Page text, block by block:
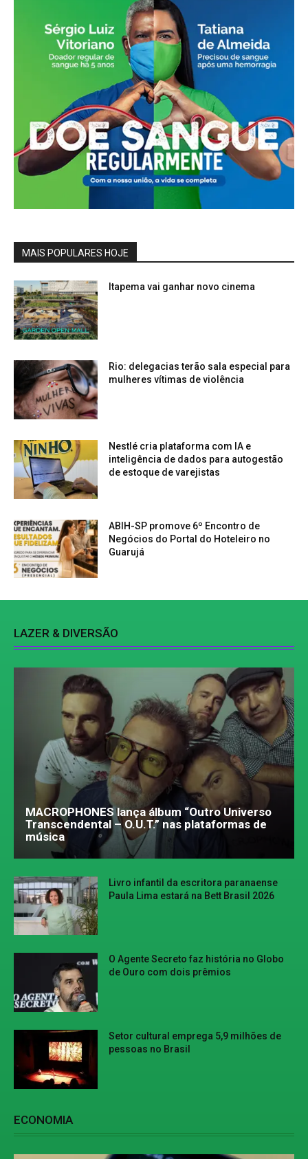
MAIS POPULARES HOJE
Itapema vai ganhar novo cinema
Rio: delegacias terão sala especial para
mulheres vítimas de violência
Nestlé cria plataforma com IA e
inteligência de dados para autogestão
de estoque de varejistas
ABIH-SP promove 6º Encontro de
Negócios do Portal do Hoteleiro no
Guarujá
LAZER & DIVERSÃO
MACROPHONES lança álbum “Outro Universo
Transcendental – O.U.T.” nas plataformas de
música
Livro infantil da escritora paranaense
Paula Lima estará na Bett Brasil 2026
O Agente Secreto faz história no Globo
de Ouro com dois prêmios
Setor cultural emprega 5,9 milhões de
pessoas no Brasil
ECONOMIA